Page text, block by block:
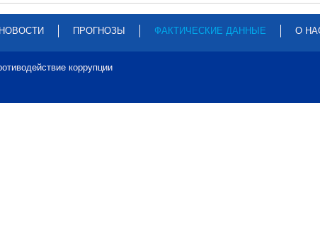
НОВОСТИ ПРОГНОЗЫ ФАКТИЧЕСКИЕ ДАННЫЕ О
коррупции